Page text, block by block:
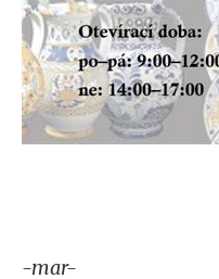
-mar-